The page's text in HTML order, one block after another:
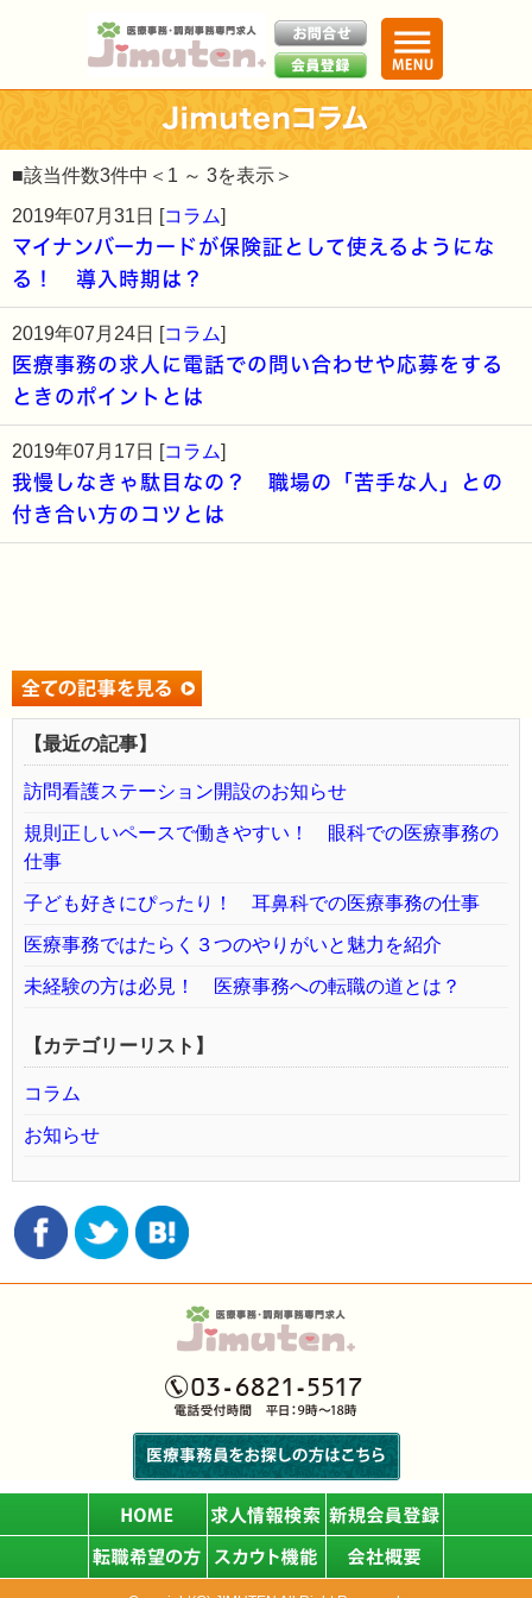
■該当件数3件中＜1 ～ 3を表示＞
2019年07月31日 [コラム]
マイナンバーカードが保険証として使えるようにな
る！ 導入時期は？
2019年07月24日 [コラム]
医療事務の求人に電話での問い合わせや応募をする
ときのポイントとは
2019年07月17日 [コラム]
我慢しなきゃ駄目なの？ 職場の「苦手な人」との
付き合い方のコツとは
【最近の記事】
訪問看護ステーション開設のお知らせ
規則正しいペースで働きやすい！ 眼科での医療事務の
仕事
子ども好きにぴったり！ 耳鼻科での医療事務の仕事
医療事務ではたらく３つのやりがいと魅力を紹介
未経験の方は必見！ 医療事務への転職の道とは？
【カテゴリーリスト】
コラム
お知らせ